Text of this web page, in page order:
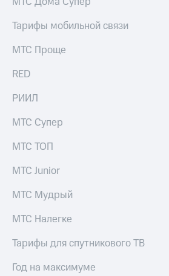
Тарифы мобильной связи
МТС Проще
RED
РИИЛ
МТС Супер
МТС ТОП
МТС Junior
МТС Мудрый
МТС Налегке
Тарифы для спутникового ТВ
Год на максимуме